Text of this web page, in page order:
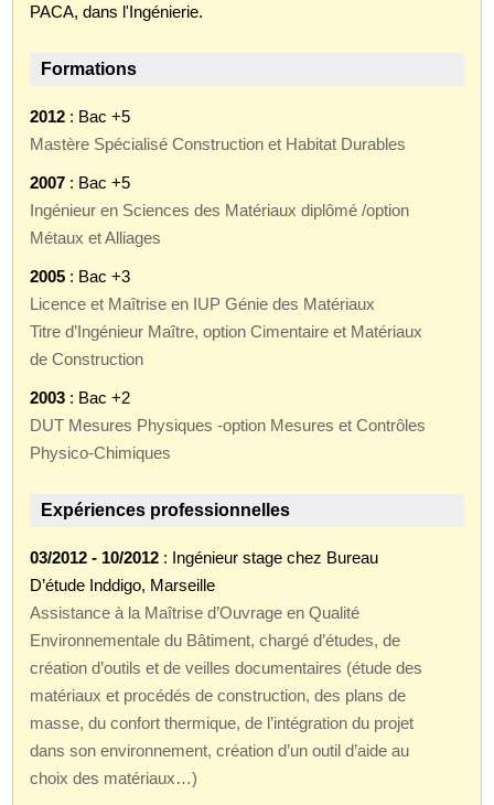
PACA, dans l'Ingénierie.
Formations
2012 : Bac +5
Mastère Spécialisé Construction et Habitat Durables
2007 : Bac +5
Ingénieur en Sciences des Matériaux diplômé /option
Métaux et Alliages
2005 : Bac +3
Licence et Maîtrise en IUP Génie des Matériaux
Titre d’Ingénieur Maître, option Cimentaire et Matériaux
de Construction
2003 : Bac +2
DUT Mesures Physiques -option Mesures et Contrôles
Physico-Chimiques
Expériences professionnelles
03/2012 - 10/2012 : Ingénieur stage chez Bureau
D’étude Inddigo, Marseille
Assistance à la Maîtrise d’Ouvrage en Qualité
Environnementale du Bâtiment, chargé d’études, de
création d’outils et de veilles documentaires (étude des
matériaux et procédés de construction, des plans de
masse, du confort thermique, de l’intégration du projet
dans son environnement, création d’un outil d’aide au
choix des matériaux…)